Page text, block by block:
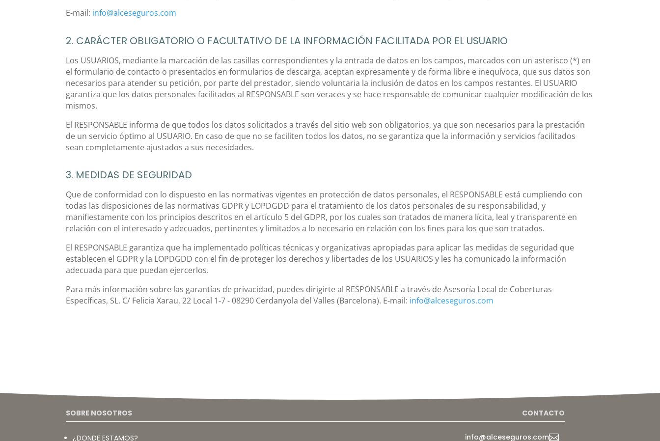
E-mail: info@alceseguros.com
2. CARÁCTER OBLIGATORIO O FACULTATIVO DE LA INFORMACIÓN FACILITADA POR EL USUARIO
Los USUARIOS, mediante la marcación de las casillas correspondientes y la entrada de datos en los campos, marcados con un asterisco (*) en
el formulario de contacto o presentados en formularios de descarga, aceptan expresamente y de forma libre e inequívoca, que sus datos son
necesarios para atender su petición, por parte del prestador, siendo voluntaria la inclusión de datos en los campos restantes. El USUARIO
garantiza que los datos personales facilitados al RESPONSABLE son veraces y se hace responsable de comunicar cualquier modificación de los
mismos.
El RESPONSABLE informa de que todos los datos solicitados a través del sitio web son obligatorios, ya que son necesarios para la prestación
de un servicio óptimo al USUARIO. En caso de que no se faciliten todos los datos, no se garantiza que la información y servicios facilitados
sean completamente ajustados a sus necesidades.
3. MEDIDAS DE SEGURIDAD
Que de conformidad con lo dispuesto en las normativas vigentes en protección de datos personales, el RESPONSABLE está cumpliendo con
todas las disposiciones de las normativas GDPR y LOPDGDD para el tratamiento de los datos personales de su responsabilidad, y
manifiestamente con los principios descritos en el artículo 5 del GDPR, por los cuales son tratados de manera lícita, leal y transparente en
relación con el interesado y adecuados, pertinentes y limitados a lo necesario en relación con los fines para los que son tratados.
El RESPONSABLE garantiza que ha implementado políticas técnicas y organizativas apropiadas para aplicar las medidas de seguridad que
establecen el GDPR y la LOPDGDD con el fin de proteger los derechos y libertades de los USUARIOS y les ha comunicado la información
adecuada para que puedan ejercerlos.
Para más información sobre las garantías de privacidad, puedes dirigirte al RESPONSABLE a través de Asesoría Local de Coberturas
Específicas, SL. C/ Felicia Xarau, 22 Local 1-7 - 08290 Cerdanyola del Valles (Barcelona). E-mail: info@alceseguros.com
SOBRE NOSOTROS
¿DONDE ESTAMOS?
CONTACTO

info@alceseguros.com